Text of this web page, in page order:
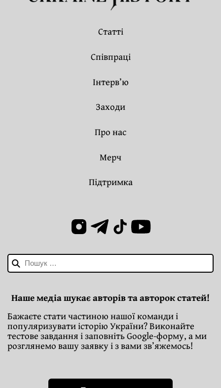
Пошук:
Статті
Співпраці
Інтерв’ю
Заходи
Про нас
Мерч
Підтримка
Наше медіа шукає авторів та авторок статей!
Бажаєте стати частиною нашої команди і
популяризувати історію України? Виконайте
тестове завдання і заповніть Google-форму, а ми
розглянемо вашу заявку і з вами зв’яжемось!